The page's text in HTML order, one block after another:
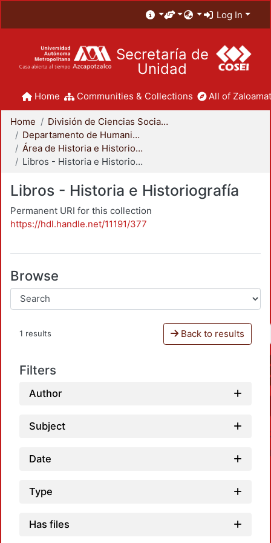
Log In
Secretaría de
Unidad
Home Communities & Collections All of
Home
División de Ciencias Sociales y Humanidades
Departamento de Humanidades
Área de Historia e Historiografía
Libros - Historia e Historiografía
Libros - Historia e Historiografía
Permanent URI for this collection
https://hdl.handle.net/11191/377
Browse
1 results Back to results
Filters
Author
Subject
Date
Type
Has files